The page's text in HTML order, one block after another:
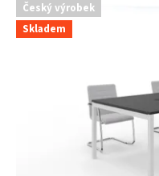
p
Český výrobek
Skladem